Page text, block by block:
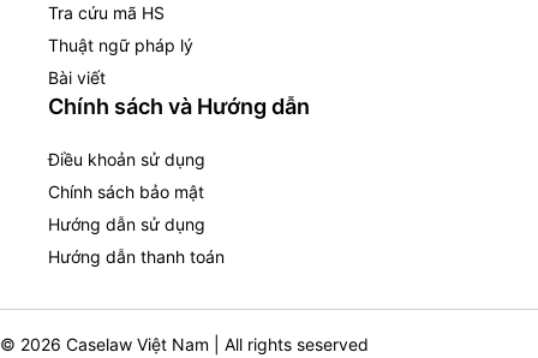
Tra cứu mã HS
Thuật ngữ pháp lý
Bài viết
Chính sách và Hướng dẫn
Điều khoản sử dụng
Chính sách bảo mật
Hướng dẫn sử dụng
Hướng dẫn thanh toán
© 2026 Caselaw Việt Nam | All rights seserved